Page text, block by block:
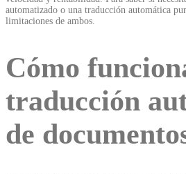
automatizado o una traducción automática
limitaciones de ambos.
Cómo
traducción
de